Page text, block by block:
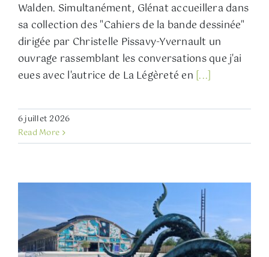
Walden. Simultanément, Glénat accueillera dans
sa collection des "Cahiers de la bande dessinée"
dirigée par Christelle Pissavy-Yvernault un
ouvrage rassemblant les conversations que j'ai
eues avec l'autrice de La Légèreté en [...]
6 juillet 2026
Read More